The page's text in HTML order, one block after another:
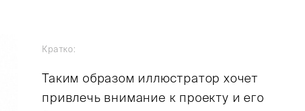
Кратко:
Таким образом иллюстратор хочет
привлечь внимание к проекту и его